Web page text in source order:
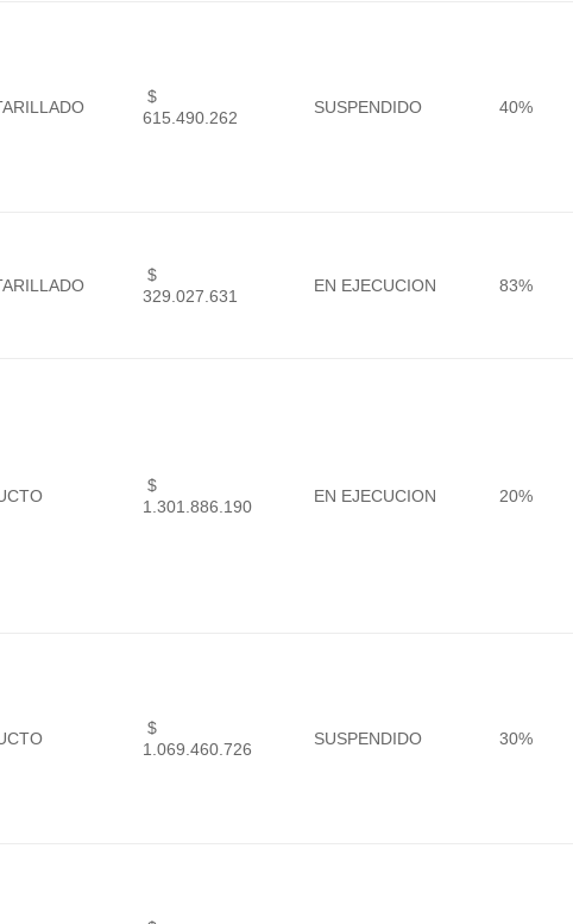
$
615.490.262
SUSPENDIDO 40%
$
329.027.631
EN EJECUCION 83%
$
1.301.886.190
EN EJECUCION 20%
$
1.069.460.726
SUSPENDIDO 30%